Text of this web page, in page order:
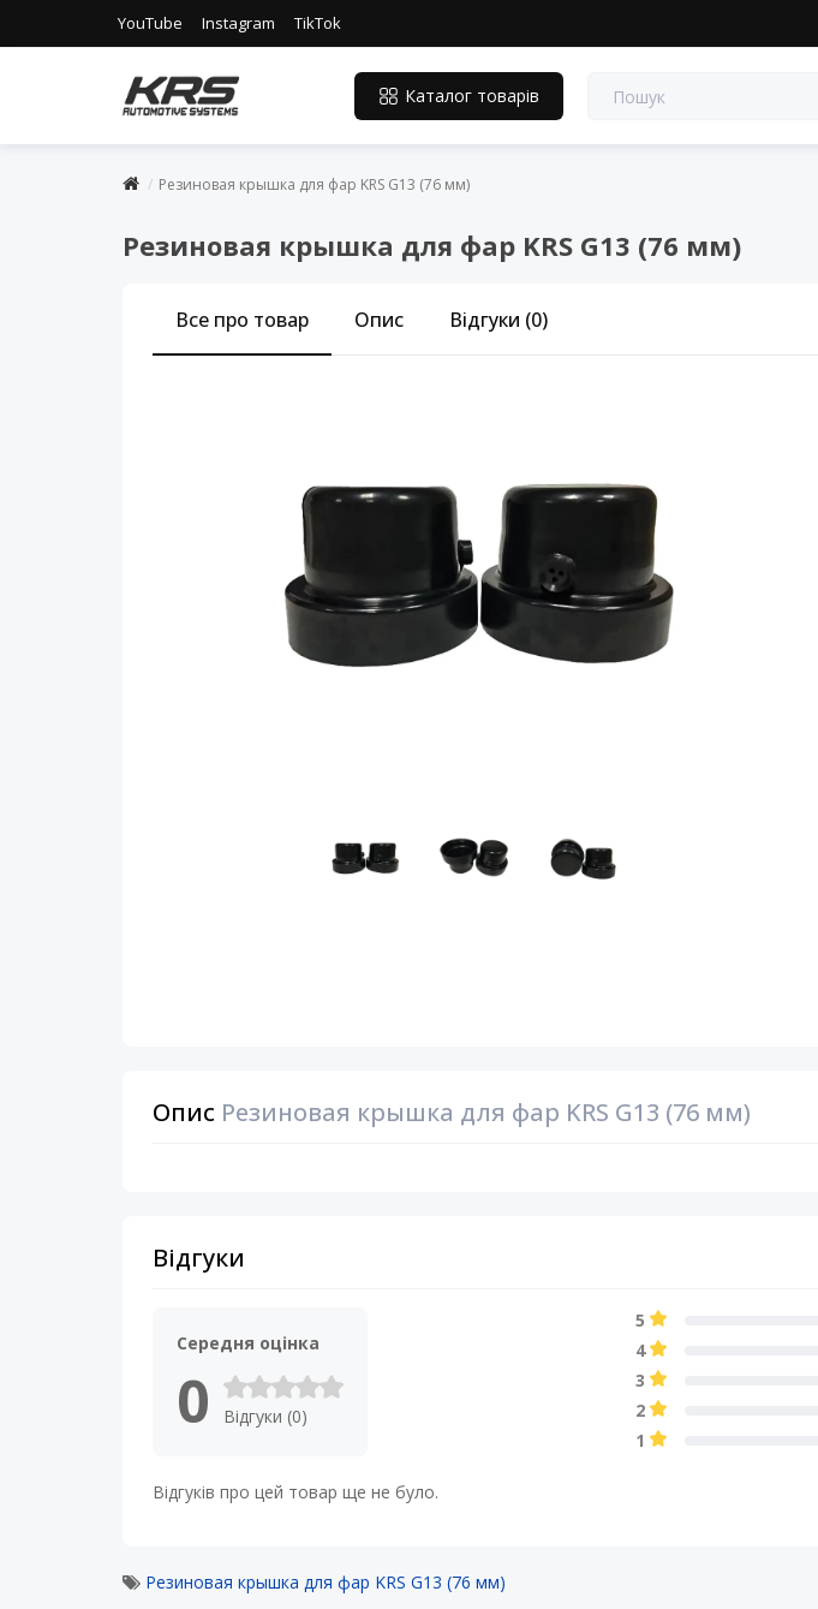
YouTube Instagram TikTok
Каталог товарів
Резиновая крышка для фар KRS G13 (76 мм)
Резиновая крышка для фар KRS G13 (76 мм)
Все про товар Опис Відгуки (0)
Опис Резиновая крышка для фар KRS G13 (76 мм)
Відгуки
Середня оцінка
0 Відгуки (0)
5
4
3
2
1
Відгуків про цей товар ще не було.
Резиновая крышка для фар KRS G13 (76 мм)